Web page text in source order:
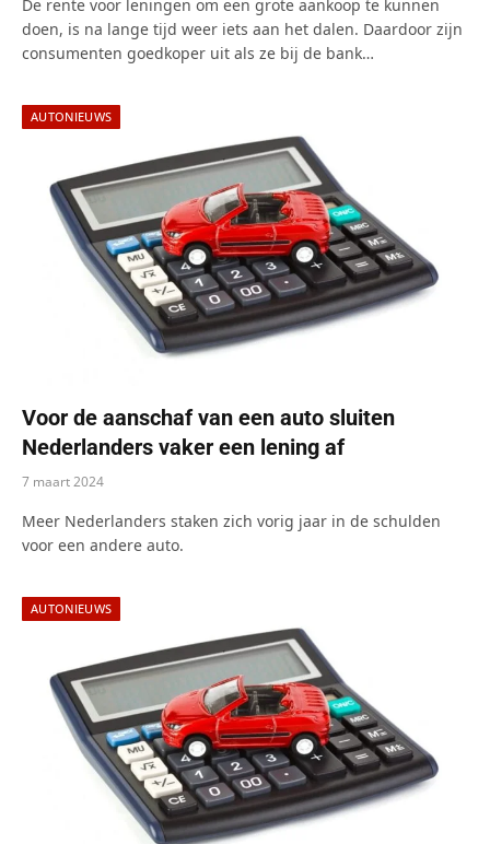
De rente voor leningen om een grote aankoop te kunnen
doen, is na lange tijd weer iets aan het dalen. Daardoor zijn
consumenten goedkoper uit als ze bij de bank…
AUTONIEUWS
Voor de aanschaf van een auto sluiten
Nederlanders vaker een lening af
7 maart 2024
Meer Nederlanders staken zich vorig jaar in de schulden
voor een andere auto.
AUTONIEUWS